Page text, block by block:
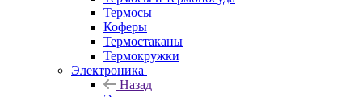
Термосы
Коферы
Термостаканы
Термокружки
Электроника
Назад